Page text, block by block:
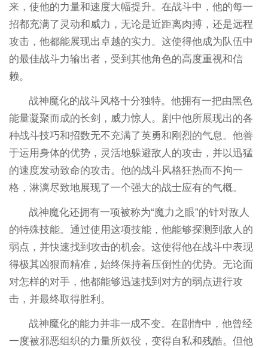
来，使他的力量和速度大幅提升。在战斗中，他的每一
招都充满了灵动和威力，无论是近距离肉搏，还是远程
攻击，他都能展现出卓越的实力。这使得他成为队伍中
的最佳战斗力输出者，受到其他角色的高度重视和信
赖。
战神魔化的战斗风格十分独特。他拥有一把由黑色
能量凝聚而成的长剑，威力惊人。剧中他所展现出的各
种战斗技巧和招数无不充满了英勇和刚烈的气息。他善
于运用身体的优势，灵活地躲避敌人的攻击，并以迅猛
的速度发动致命的攻击。他的战斗风格狂热而不拘一
格，淋漓尽致地展现了一个强大的战士应有的气概。
战神魔化还拥有一项被称为“魔力之眼”的针对敌人
的特殊技能。通过使用这项技能，他能够探测到敌人的
弱点，并快速找到攻击的机会。这使得他在战斗中表现
得极其凶狠而精准，始终保持着压倒性的优势。无论面
对怎样的对手，他都能够迅速找到对方的弱点进行攻
击，并最终取得胜利。
战神魔化的能力并非一成不变。在剧情中，他曾经
一度被邪恶组织的力量所奴役，变得自私和残酷。但他